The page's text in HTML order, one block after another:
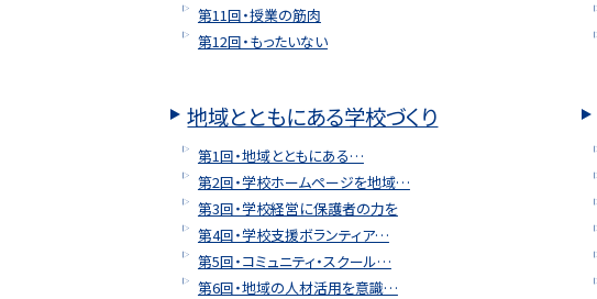
第11回・授業の筋肉
第12回・もったいない
地域とともにある学校づくり
第1回・地域とともにある…
第2回・学校ホームページを地域…
第3回・学校経営に保護者の力を
第4回・学校支援ボランティア…
第5回・コミュニティ・スクール…
第6回・地域の人材活用を意識…